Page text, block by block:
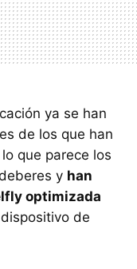
ya se han
de los que han
que parece los
y han
optimizada
de